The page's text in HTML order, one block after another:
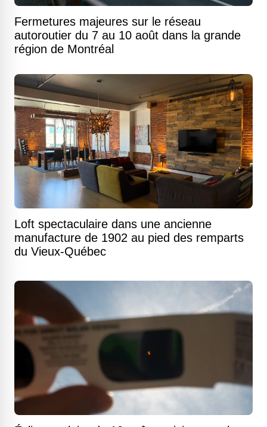
Fermetures majeures sur le réseau
autoroutier du 7 au 10 août dans la grande
région de Montréal
Loft spectaculaire dans une ancienne
manufacture de 1902 au pied des remparts
du Vieux-Québec